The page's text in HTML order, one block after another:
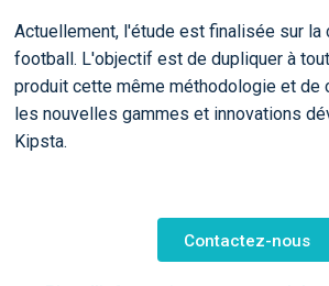
Actuellement, l'étude est finalisée sur la
football. L'objectif est de dupliquer à
produit cette même méthodologie et de
les nouvelles gammes et innovations
Kipsta.
Contactez-nous